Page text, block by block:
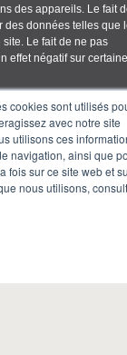
cookies sont utilisés
avec notre site
utilisons ces
navigation, ainsi que
fois sur ce site web et
nous utilisons,
des appareils. Le fait
des données telles que
Le fait de ne pas
effet négatif sur
of use